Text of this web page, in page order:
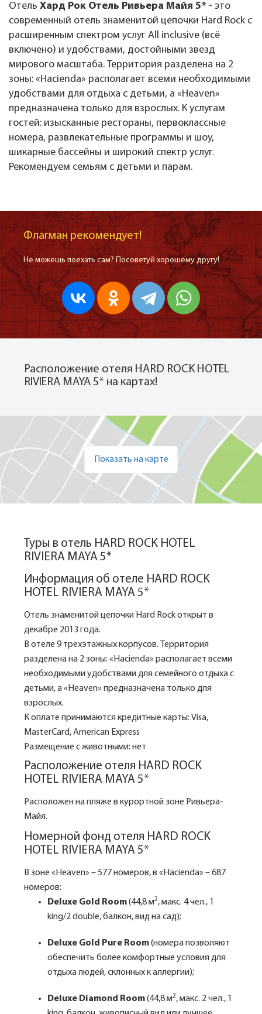
Отель Хард Рок Отель Ривьера Майя 5* - это
современный отель знаменитой цепочки Hard Rock с
расширенным спектром услуг All inclusive (всё
включено) и удобствами, достойными звезд
мирового масштаба. Территория разделена на 2
зоны: «Hacienda» располагает всеми необходимыми
удобствами для отдыха с детьми, а «Heaven»
предназначена только для взрослых. К услугам
гостей: изысканные рестораны, первоклассные
номера, развлекательные программы и шоу,
шикарные бассейны и широкий спектр услуг.
Рекомендуем семьям с детьми и парам.
Флагман рекомендует!
Не можешь поехать сам? Посоветуй хорошему другу!
Расположение отеля HARD ROCK HOTEL
RIVIERA MAYA 5* на картах!
Показать на карте
Туры в отель HARD ROCK HOTEL
RIVIERA MAYA 5*
Информация об отеле HARD ROCK
HOTEL RIVIERA MAYA 5*
Отель знаменитой цепочки Hard Rock открыт в
декабре 2013 года.
В отеле 9 трехэтажных корпусов. Территория
разделена на 2 зоны: «Hacienda» располагает всеми
необходимыми удобствами для семейного отдыха с
детьми, а «Heaven» предназначена только для
взрослых.
К оплате принимаются кредитные карты: Visa,
MasterCard, American Express
Размещение с животными: нет
Расположение отеля HARD ROCK
HOTEL RIVIERA MAYA 5*
Расположен на пляже в курортной зоне Ривьера-
Майя.
Номерной фонд отеля HARD ROCK
HOTEL RIVIERA MAYA 5*
В зоне «Heaven» – 577 номеров, в «Hacienda» – 687
номеров:
Deluxe Gold Room(44,8 м2, макс. 4 чел., 1
king/2 double, балкон, вид на сад);
Deluxe Gold Pure Room(номера позволяют
обеспечить более комфортные условия для
отдыха людей, склонных к аллергии);
Deluxe Diamond Room(44,8 м2, макс. 2 чел., 1